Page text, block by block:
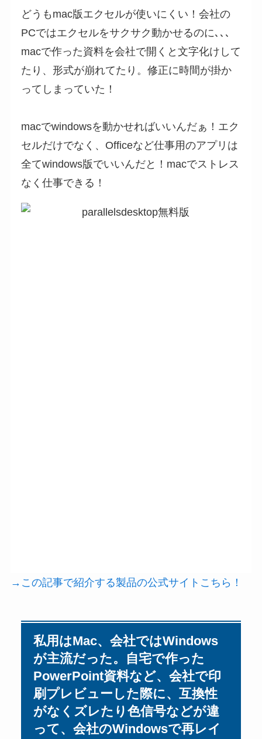
どうもmac版エクセルが使いにくい！会社の
PCではエクセルをサクサク動かせるのに､､､
macで作った資料を会社で開くと文字化けして
たり、形式が崩れてたり。修正に時間が掛か
ってしまっていた！
macでwindowsを動かせればいいんだぁ！エク
セルだけでなく、Officeなど仕事用のアプリは
全てwindows版でいいんだと！macでストレス
なく仕事できる！
→この記事で紹介する製品の公式サイトこちら！
私用はMac、会社ではWindows
が主流だった。自宅で作った
PowerPoint資料など、会社で印
刷プレビューした際に、互換性
がなくズレたり色信号などが違
って、会社のWindowsで再レイ